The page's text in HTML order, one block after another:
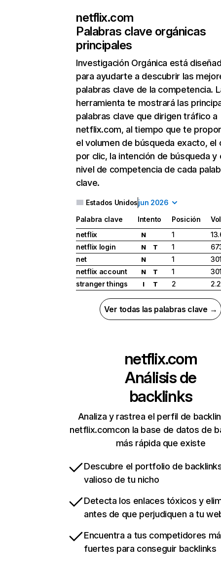
netflix.com
Palabras clave orgánicas
principales
Investigación Orgánica está
para ayudarte a descubrir las
palabras clave de la competencia.
herramienta te mostrará las
palabras clave que dirigen tráfico a
netflix.com, al tiempo que te
el volumen de búsqueda exacto, el
por clic, la intención de búsqueda y
nivel de competencia de cada
clave.
Estados Unidosjun 2026
Palabra clave Intento Posición
netflix
N 1
netflix login
N T 1
net
N 1
netflix account
N T 1
stranger things
I T 2
Ver todas las palabras clave →
netflix.com
Análisis de
backlinks
Analiza y rastrea el perfil de
netflix.comcon la base de datos de
más rápida que existe
Descubre el portfolio de
valioso de tu nicho
Detecta los enlaces tóxicos y
antes de que perjudiquen a tu
Encuentra a tus competidores
fuertes para conseguir backlinks